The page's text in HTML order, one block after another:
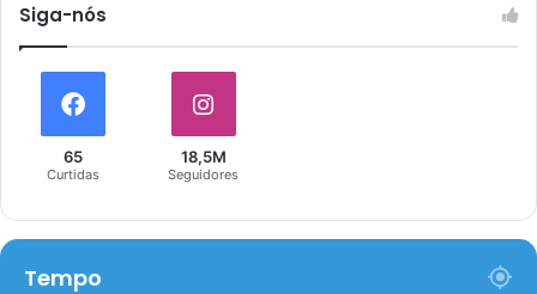
Siga-nós
65
Curtidas
18,5M
Seguidores
Tempo